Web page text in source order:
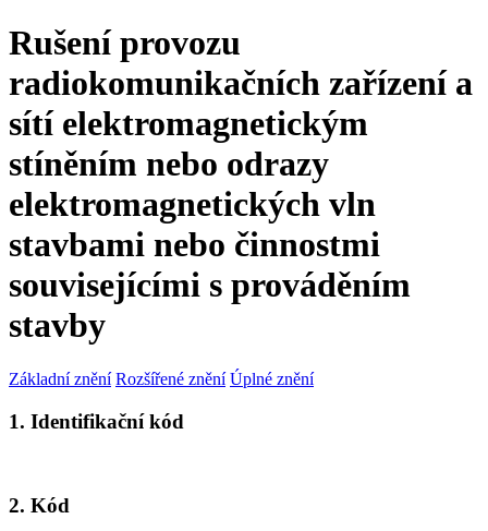
Rušení provozu
radiokomunikačních zařízení a
sítí elektromagnetickým
stíněním nebo odrazy
elektromagnetických vln
stavbami nebo činnostmi
souvisejícími s prováděním
stavby
Základní znění Rozšířené znění Úplné znění
1. Identifikační kód
2. Kód